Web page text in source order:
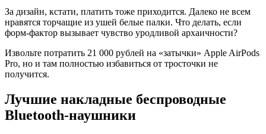
За дизайн, кстати, платить тоже приходится. Далеко не всем
нравятся торчащие из ушей белые палки. Что делать, если
форм-фактор вызывает чувство уродливой архаичности?
Извольте потратить 21 000 рублей на «затычки» Apple AirPods
Pro, но и там полностью избавиться от тросточки не
получится.
Лучшие накладные беспроводные
Bluetooth-наушники